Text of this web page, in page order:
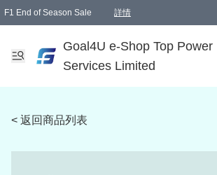
F1 End of Season Sale 詳情
Goal4U e-Shop Top Power
Services Limited
< 返回商品列表